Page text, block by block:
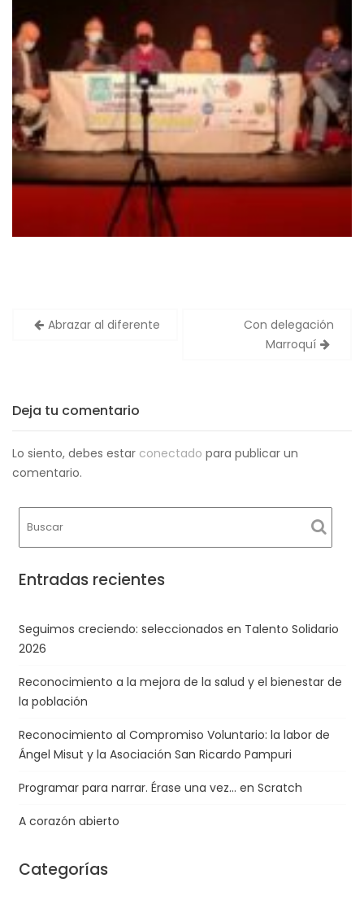
Navegación
Abrazar al diferente
Con delegación
Marroquí
Deja tu comentario
Lo siento, debes estar conectado para publicar un
comentario.
Entradas recientes
Seguimos creciendo: seleccionados en Talento Solidario
2026
Reconocimiento a la mejora de la salud y el bienestar de
la población
Reconocimiento al Compromiso Voluntario: la labor de
Ángel Misut y la Asociación San Ricardo Pampuri
Programar para narrar. Érase una vez… en Scratch
A corazón abierto
Categorías